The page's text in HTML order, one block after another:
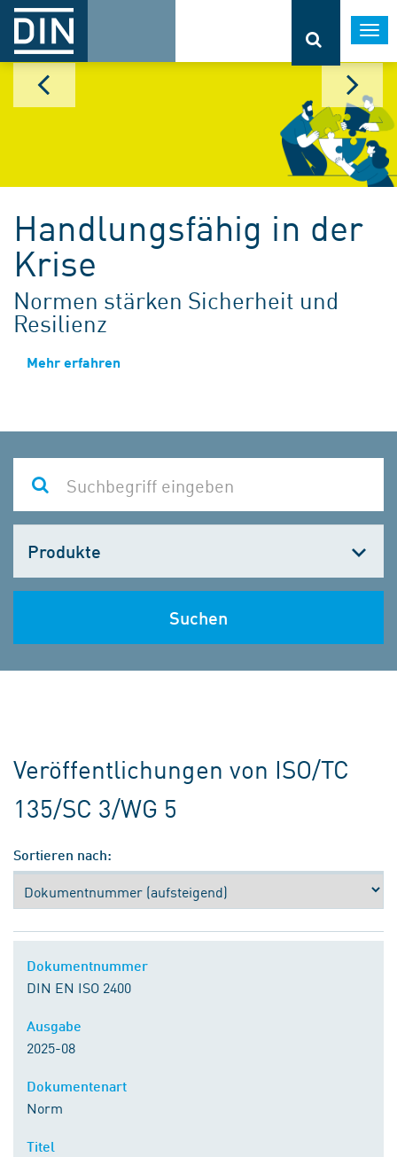
Handlungsfähig in der
Krise
Normen stärken Sicherheit und
Resilienz
Mehr erfahren
wählen
Suchen
Veröffentlichungen von ISO/TC
135/SC 3/WG 5
Sortieren nach:
DIN EN ISO 2400
2025-08
Norm